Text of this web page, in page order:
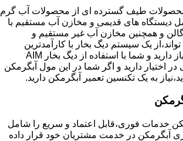
طیف گسترده ای از محصولات آب گرم
دیستگاه های قدیمی و مخازن آب مستقیم با
40 الی 100 گالن و همچنین مخازن آب غیر مستقیم و
یک سیستم دیگ بخار با کارآمدترین
دیگهای آب مصرفی نیاز دارید و شما با استفاده از دیگ بخار AIM
اختیار دارید و اگر شما در این مول آبگرمکن
به یک تکنسین تعمیر آبگرمکن دارید.
خدمات فوری،قابل اعتماد و سریع را شامل
آبگرمکن در خدمت مشتریان خود قرار داده